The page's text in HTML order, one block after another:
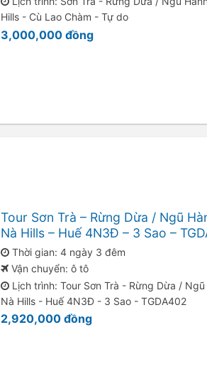
Hills - Cù Lao Chàm - Tự do
3,000,000 đồng
Tour Sơn Trà – Rừng Dừa / Ngũ
Nà Hills – Huế 4N3Đ – 3 Sao –
Thời gian: 4 ngày 3 đêm
Vận chuyển: ô tô
Lịch trình: Tour Sơn Trà - Rừng Dừa /
Nà Hills - Huế 4N3Đ - 3 Sao - TGDA402
2,920,000 đồng